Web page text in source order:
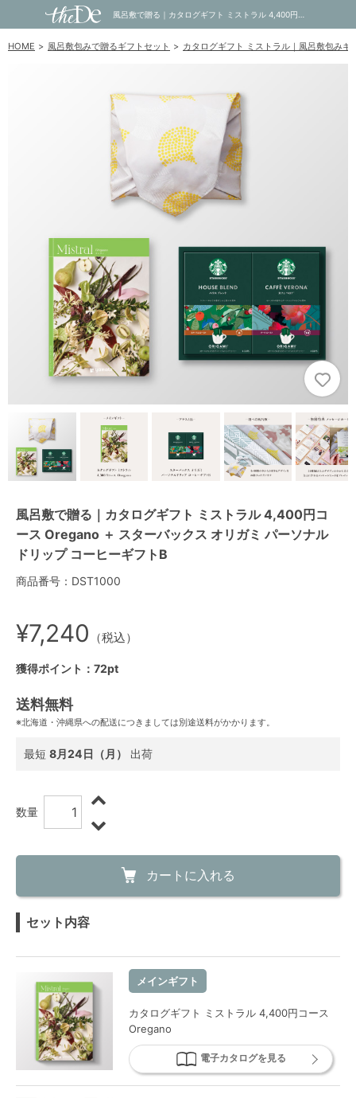
HOME 風呂敷包みで贈るギフトセット カタログギフト ミストラル｜風呂敷包みギ
風呂敷で贈る｜カタログギフト ミストラル 4,400円コ
ース Oregano ＋ スターバックス オリガミ パーソナル
ドリップ コーヒーギフトB
商品番号：DST1000
¥7,240 （税込）
獲得ポイント：72pt
送料無料
※北海道・沖縄県への配送につきましては別途送料がかかります。
最短 8月24日（月） 出荷
数量
カートに入れる
セット内容
メインギフト
カタログギフト ミストラル 4,400円コース
Oregano
電子カタログを見る